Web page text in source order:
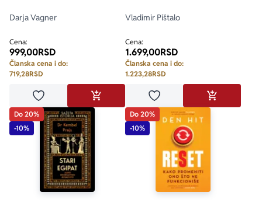
Darja Vagner
Cena:
999,00RSD
Članska cena i do:
719,28RSD
Dodaj u omiljeneDODAJ U KORPU
Vladimir Pištalo
Cena:
1.699,00RSD
Članska cena i do:
1.223,28RSD
Dodaj u omiljeneDODAJ U
Do 20%
-10%
Do 20%
-10%